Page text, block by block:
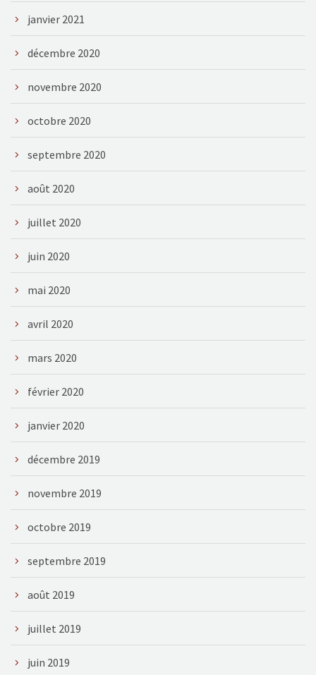
janvier 2021
décembre 2020
novembre 2020
octobre 2020
septembre 2020
août 2020
juillet 2020
juin 2020
mai 2020
avril 2020
mars 2020
février 2020
janvier 2020
décembre 2019
novembre 2019
octobre 2019
septembre 2019
août 2019
juillet 2019
juin 2019